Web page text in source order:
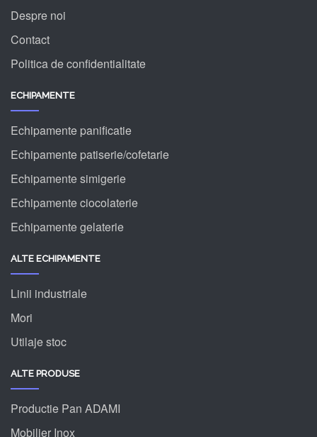
Despre noi
Contact
Politica de confidentialitate
ECHIPAMENTE
Echipamente panificatie
Echipamente patiserie/cofetarie
Echipamente simigerie
Echipamente ciocolaterie
Echipamente gelaterie
ALTE ECHIPAMENTE
Linii industriale
Mori
Utilaje stoc
ALTE PRODUSE
Productie Pan ADAMI
Mobilier Inox